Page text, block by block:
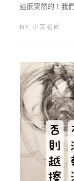
這麼突然的！我
BY 小艾老師